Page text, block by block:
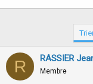
c
o
n
R RASSIER
Membre